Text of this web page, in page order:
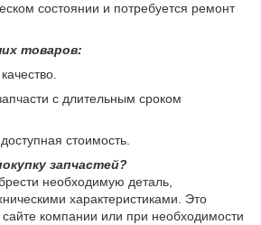
состоянии и потребуется ремонт
товаров:
с длительным сроком
стоимость.
запчастей?
необходимую деталь,
характеристиками. Это
компании или при необходимости